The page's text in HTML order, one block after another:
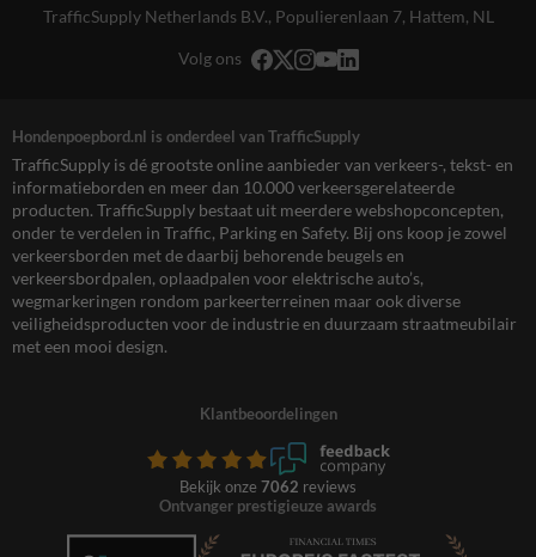
TrafficSupply Netherlands B.V., Populierenlaan 7, Hattem, NL
Volg ons
Hondenpoepbord.nl is onderdeel van TrafficSupply
TrafficSupply is dé grootste online aanbieder van verkeers-, tekst- en
informatieborden en meer dan 10.000 verkeersgerelateerde
producten. TrafficSupply bestaat uit meerdere webshopconcepten,
onder te verdelen in Traffic, Parking en Safety. Bij ons koop je zowel
verkeersborden met de daarbij behorende beugels en
verkeersbordpalen, oplaadpalen voor elektrische auto’s,
wegmarkeringen rondom parkeerterreinen maar ook diverse
veiligheidsproducten voor de industrie en duurzaam straatmeubilair
met een mooi design.
Klantbeoordelingen
Bekijk onze 7062 reviews
Ontvanger prestigieuze awards